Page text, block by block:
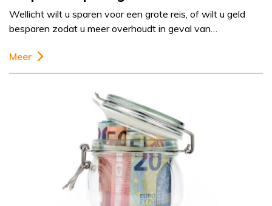
Wellicht wilt u sparen voor een grote reis, of wilt u geld
besparen zodat u meer overhoudt in geval van…
Meer